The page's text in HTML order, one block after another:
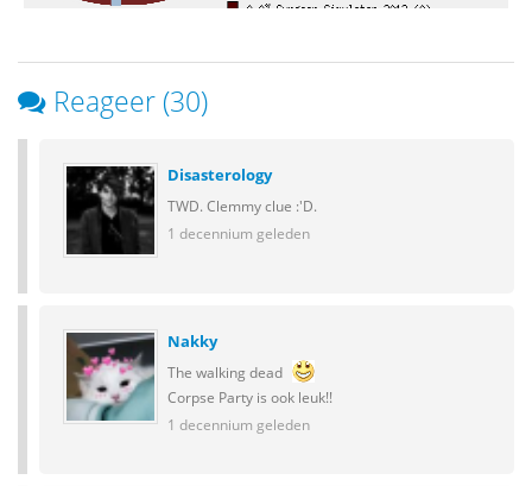
Reageer (30)
Disasterology
TWD. Clemmy clue :'D.
1 decennium geleden
Nakky
The walking dead
Corpse Party is ook leuk!!
1 decennium geleden